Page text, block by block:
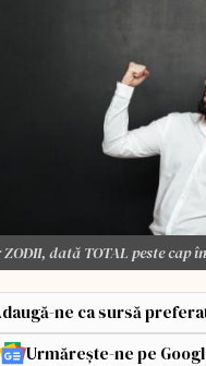
dată TOTAL peste cap
ne ca sursă
Urmărește-ne pe